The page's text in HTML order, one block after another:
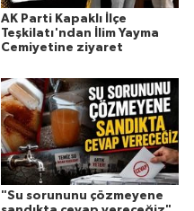
AK Parti Kapaklı İlçe
Teşkilatı'ndan İlim Yayma
Cemiyetine ziyaret
"Su sorununu çözmeyene